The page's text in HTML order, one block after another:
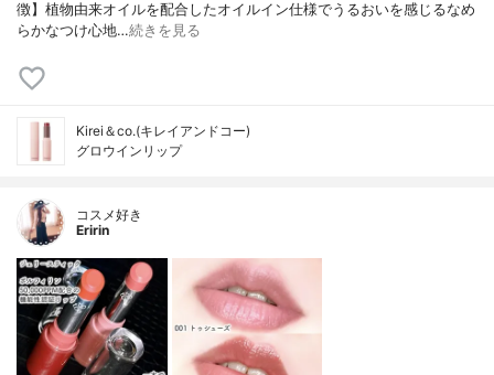
徴】植物由来オイルを配合したオイルイン仕様でうるおいを感じるなめ
らかなつけ心地…続きを見る
Kirei＆co.(キレイアンドコー)
グロウインリップ
コスメ好き
Eririn